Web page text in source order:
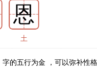
恩
土
字的五行为金 ，可以弥补性